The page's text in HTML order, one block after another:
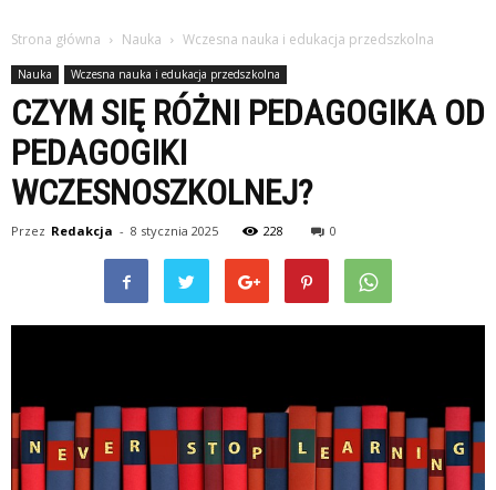
Strona główna Nauka Wczesna nauka i edukacja przedszkolna
Nauka Wczesna nauka i edukacja przedszkolna
CZYM SIĘ RÓŻNI PEDAGOGIKA OD
PEDAGOGIKI
WCZESNOSZKOLNEJ?
Przez Redakcja - 8 stycznia 2025 228 0